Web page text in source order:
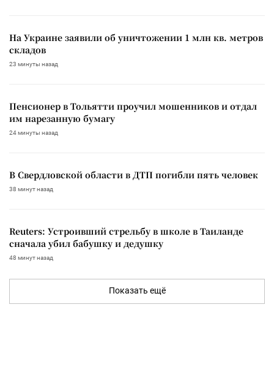
На Украине заявили об уничтожении 1 млн кв. метров
складов
23 минуты назад
Пенсионер в Тольятти проучил мошенников и отдал
им нарезанную бумагу
24 минуты назад
В Свердловской области в ДТП погибли пять человек
38 минут назад
Reuters: Устроивший стрельбу в школе в Таиланде
сначала убил бабушку и дедушку
48 минут назад
Показать ещё